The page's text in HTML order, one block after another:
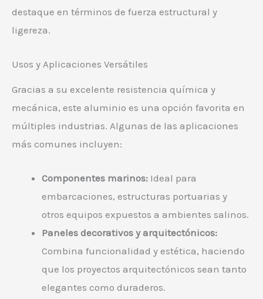
destaque en términos de fuerza estructural y
ligereza.
Usos y Aplicaciones Versátiles
Gracias a su excelente resistencia química y
mecánica, este aluminio es una opción favorita en
múltiples industrias. Algunas de las aplicaciones
más comunes incluyen:
Componentes marinos: Ideal para
embarcaciones, estructuras portuarias y
otros equipos expuestos a ambientes salinos.
Paneles decorativos y arquitectónicos:
Combina funcionalidad y estética, haciendo
que los proyectos arquitectónicos sean tanto
elegantes como duraderos.